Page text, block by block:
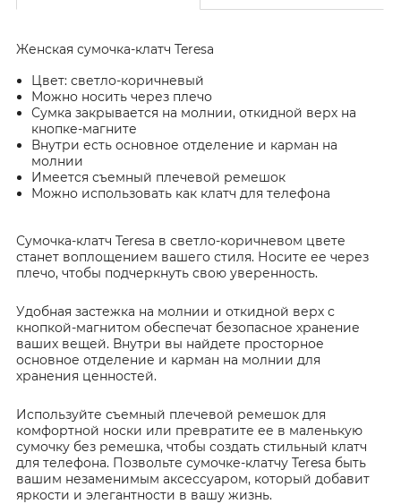
Женская сумочка-клатч Teresa
Цвет: светло-коричневый
Можно носить через плечо
Сумка закрывается на молнии, откидной верх на
кнопке-магните
Внутри есть основное отделение и карман на
молнии
Имеется съемный плечевой ремешок
Можно использовать как клатч для телефона
Сумочка-клатч Teresa в светло-коричневом цвете
станет воплощением вашего стиля. Носите ее через
плечо, чтобы подчеркнуть свою уверенность.
Удобная застежка на молнии и откидной верх с
кнопкой-магнитом обеспечат безопасное хранение
ваших вещей. Внутри вы найдете просторное
основное отделение и карман на молнии для
хранения ценностей.
Используйте съемный плечевой ремешок для
комфортной носки или превратите ее в маленькую
сумочку без ремешка, чтобы создать стильный клатч
для телефона. Позвольте сумочке-клатчу Teresa быть
вашим незаменимым аксессуаром, который добавит
яркости и элегантности в вашу жизнь.